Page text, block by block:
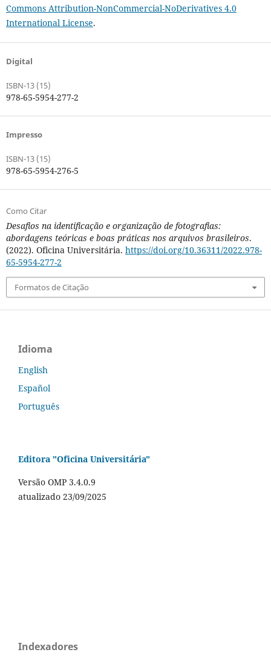
Commons Attribution-NonCommercial-NoDerivatives 4.0
International License.
Digital
ISBN-13 (15)
978-65-5954-277-2
Impresso
ISBN-13 (15)
978-65-5954-276-5
Como Citar
Desafios na identificação e organização de fotografias:
abordagens teóricas e boas práticas nos arquivos brasileiros.
(2022). Oficina Universitária. https://doi.org/10.36311/2022.978-
65-5954-277-2
Formatos de Citação
Idioma
English
Español
Português
Editora "Oficina Universitária"
Versão OMP 3.4.0.9
atualizado 23/09/2025
Indexadores